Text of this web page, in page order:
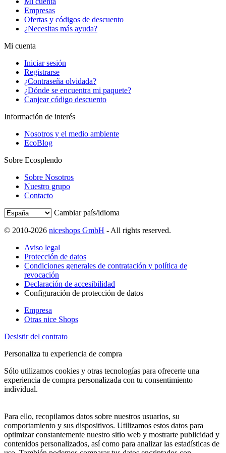
Empresas
Ofertas y códigos de descuento
¿Necesitas más ayuda?
Mi cuenta
Iniciar sesión
Registrarse
¿Contraseña olvidada?
¿Dónde se encuentra mi paquete?
Canjear código descuento
Información de interés
Nosotros y el medio ambiente
EcoBlog
Sobre Ecosplendo
Sobre Nosotros
Nuestro grupo
Contacto
Cambiar país/idioma
© 2010-2026 niceshops GmbH - All rights reserved.
Aviso legal
Protección de datos
Condiciones generales de contratación y política de
revocación
Declaración de accesibilidad
Configuración de protección de datos
Empresa
Otras nice Shops
Desistir del contrato
Personaliza tu experiencia de compra
Sólo utilizamos cookies y otras tecnologías para ofrecerte una
experiencia de compra personalizada con tu consentimiento
individual.
Para ello, recopilamos datos sobre nuestros usuarios, su
comportamiento y sus dispositivos. Utilizamos estos datos para
optimizar constantemente nuestro sitio web y mostrarte publicidad y
contenidos personalizados, así como para analizar las estadísticas de